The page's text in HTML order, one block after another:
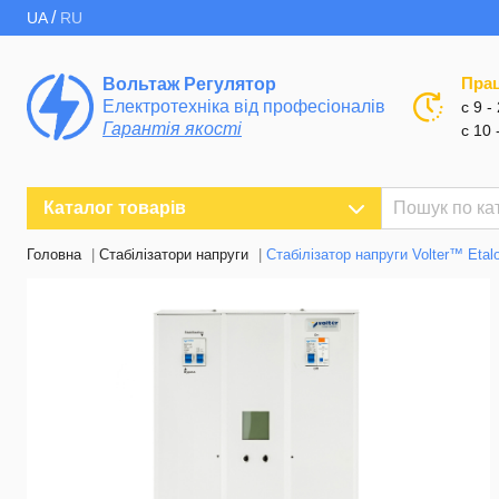
UA/ RU
Вольтаж Регулятор
Електротехніка від професіоналів
Гарантія якості
с 9 -
с 10
Каталог товарів
Головна Стабілізатори напруги Стабілізатор напруги Volter™